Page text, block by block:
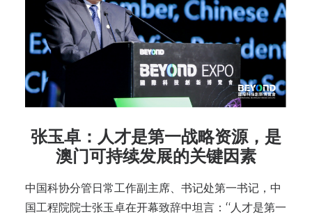
张玉卓：人才是第一战略资源，是
澳门可持续发展的关键因素
中国科协分管日常工作副主席、书记处第一书记，中
国工程院院士张玉卓在开幕致辞中坦言：“人才是第一